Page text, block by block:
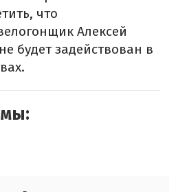
что
Алексей
будет задействован в